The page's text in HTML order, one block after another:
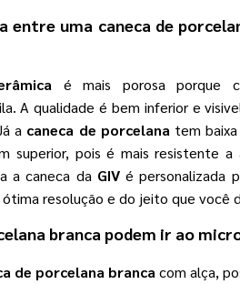
entre uma caneca de
é mais porosa porque
A qualidade é bem inferior e
a caneca de porcelanatem baixa
superior, pois é mais resistente a
a caneca da GIVé personalizada
resolução e do jeito que você
branca podem ir ao
de porcelana brancacom alça,